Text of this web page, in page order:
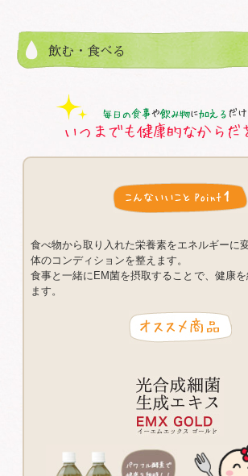
飲む・食べる
食べ物から取り入れた栄養素をエネルギーに変
体のコンディションを整えます。
食事と一緒にEM菌を摂取することで、健康
ます。